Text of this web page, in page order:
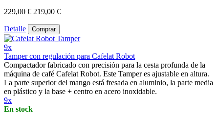
229,00 € 219,00 €
Detalle Comprar
9x
Tamper con regulación para Cafelat Robot
Compactador fabricado con precisión para la cesta profunda de la
máquina de café Cafelat Robot. Este Tamper es ajustable en altura.
La parte superior del mango está fresada en aluminio, la parte media
en plástico y la base + centro en acero inoxidable.
9x
En stock